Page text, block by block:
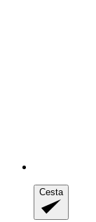
Cesta